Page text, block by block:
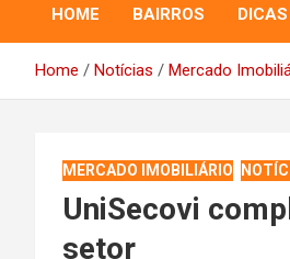
HOME BAIRROS DICAS
Home Notícias Mercado
MERCADO IMOBILIÁRIO
UniSecovi
setor